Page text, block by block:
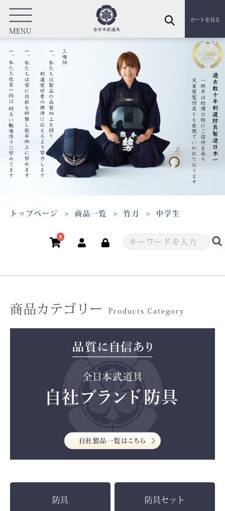
MENU
カートを見る
トップページ 商品一覧 竹刀 中学生
0
商品カテゴリー Products Category
防具 防具セット